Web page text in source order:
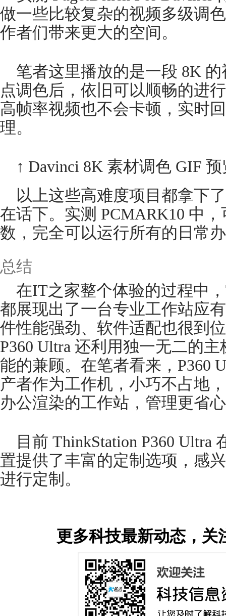
做一些比较复杂的视频多级调
作者们带来更大的空间。
笔者这里播放的是一段 8K
点调色后，依旧可以顺畅的进
高帧率视频也不会卡顿，实时
理。
↑ Davinci 8K 素材调色 GIF 预
以上这些高难度项目都拿下
在话下。实测 PCMARK10 中
数，完全可以运行所有的日常
总结
在IT之家整个体验的过程中
都展现出了一台专业工作站应
件性能强劲、软件适配也很到
P360 Ultra 还利用独一无二的
能的兼顾。在笔者看来，P360
产者作为工作机，小巧不占地
办公渲染的工作站，管理更省
目前 ThinkStation P360 Ultra
置提供了丰富的定制选项，感
进行定制。
更多科技最新动态，关